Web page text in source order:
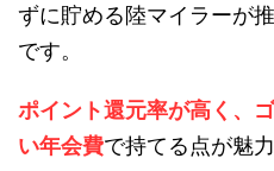
ずに貯める陸マイラーが
です。
ポイント還元率が高く、
い年会費で持てる点が魅力